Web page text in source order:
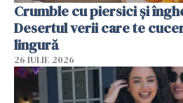
Crumble cu piersici și
Desertul verii care te
lingură
26 IULIE 2026